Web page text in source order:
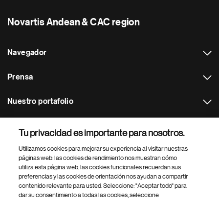
Novartis Andean & CAC region
Navegador
Prensa
Nuestro portafolio
Footer Site Search
Tu privacidad es importante para nosotros.
Utilizamos cookies para mejorar su experiencia al visitar nuestras
páginas web: las cookies de rendimiento nos muestran cómo
utiliza esta página web, las cookies funcionales recuerdan sus
preferencias y las cookies de orientación nos ayudan a compartir
contenido relevante para usted. Seleccione: "Aceptar todo" para
dar su consentimiento a todas las cookies, seleccione